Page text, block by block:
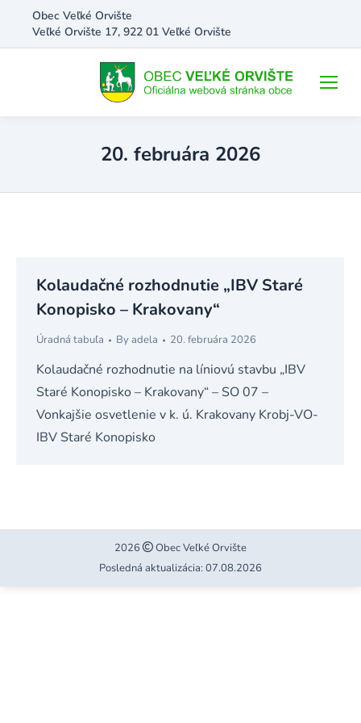
Obec Veľké Orvište
Veľké Orvište 17, 922 01 Veľké Orvište
20. februára 2026
Kolaudačné rozhodnutie „IBV Staré
Konopisko – Krakovany“
Úradná tabuľa Byadela 20. februára 2026
Kolaudačné rozhodnutie na líniovú stavbu „IBV
Staré Konopisko – Krakovany“ – SO 07 –
Vonkajšie osvetlenie v k. ú. Krakovany Krobj-VO-
IBV Staré Konopisko
2026
Obec Veľké Orvište
Posledná aktualizácia: 07.08.2026